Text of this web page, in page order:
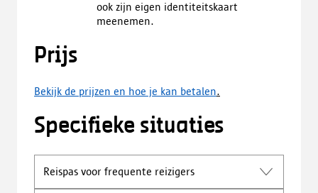
ook zijn eigen identiteitskaart
meenemen.
Prijs
Bekijk de prijzen en hoe je kan betalen.
Specifieke situaties
Reispas voor frequente reizigers